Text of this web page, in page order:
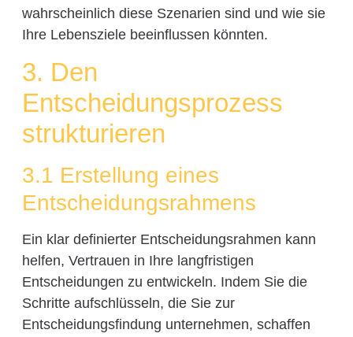
wahrscheinlich diese Szenarien sind und wie sie
Ihre Lebensziele beeinflussen könnten.
3. Den
Entscheidungsprozess
strukturieren
3.1 Erstellung eines
Entscheidungsrahmens
Ein klar definierter Entscheidungsrahmen kann
helfen, Vertrauen in Ihre langfristigen
Entscheidungen zu entwickeln. Indem Sie die
Schritte aufschlüsseln, die Sie zur
Entscheidungsfindung unternehmen, schaffen